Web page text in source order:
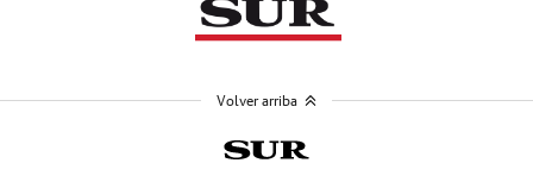
Volver arriba